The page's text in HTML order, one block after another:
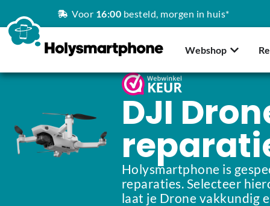
Voor 16:00 besteld, morgen in huis*
Webshop
DJI
Holysmartphone is
reparaties. Selecteer
laat je Drone vakkundig